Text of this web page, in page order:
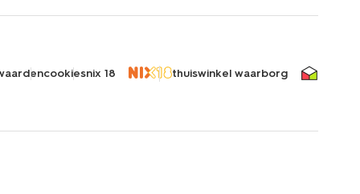
cookiesnix 18 thuiswinkel waarborg